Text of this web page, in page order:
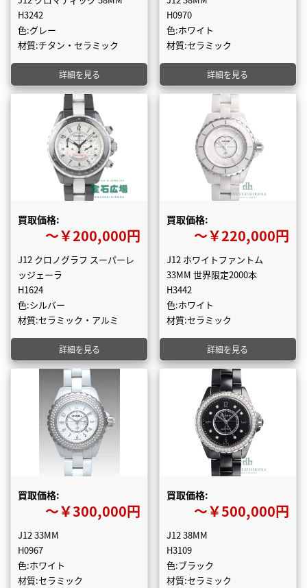
H3242
色:グレー
材質:チタン・セラミック
詳細を見る
H0970
色:ホワイト
材質:セラミック
詳細を見る
買取価格:
〜￥200,000円
J12 クロノグラフ スーパーレ
ッジェーラ
H1624
色:シルバー
材質:セラミック・アルミ
詳細を見る
買取価格:
〜￥220,000円
J12 ホワイトファントム
33MM 世界限定2000本
H3442
色:ホワイト
材質:セラミック
詳細を見る
買取価格:
〜￥300,000円
J12 33MM
H0967
色:ホワイト
材質:セラミック
買取価格:
〜￥500,000円
J12 38MM
H3109
色:ブラック
材質:セラミック